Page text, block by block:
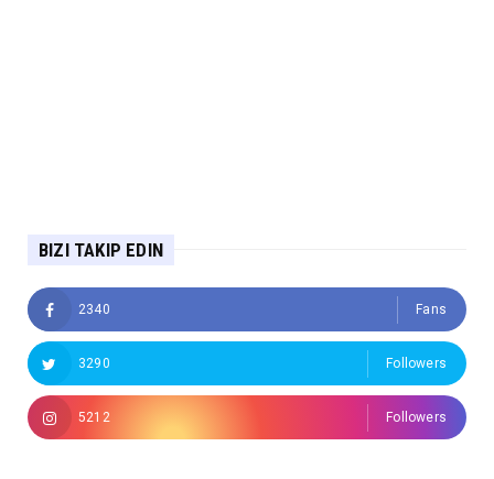
BIZI TAKIP EDIN
2340 Fans
3290 Followers
5212 Followers